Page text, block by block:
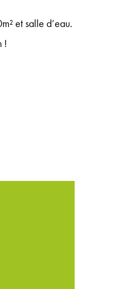
et salle d’eau.
!